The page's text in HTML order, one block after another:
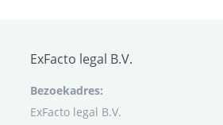
ExFacto legal B.V.
Bezoekadres:
ExFacto legal B.V.